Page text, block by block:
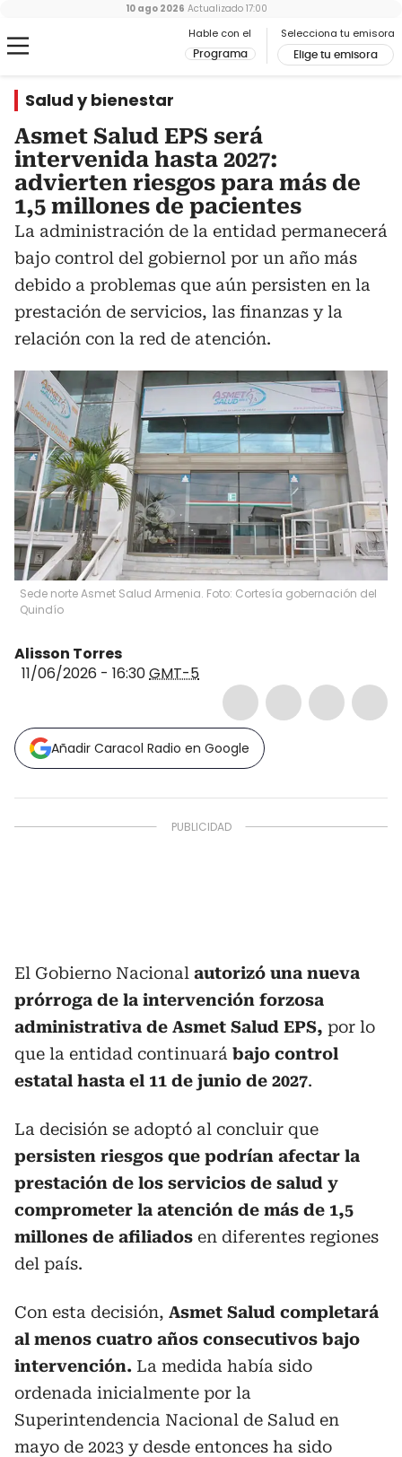
Hable con el
Programa
Selecciona tu emisora
Elige tu emisora
10 ago 2026 Actualizado 17:00
Salud y bienestar
Asmet Salud EPS será
intervenida hasta 2027:
advierten riesgos para más de
1,5 millones de pacientes
La administración de la entidad permanecerá
bajo control del gobiernol por un año más
debido a problemas que aún persisten en la
prestación de servicios, las finanzas y la
relación con la red de atención.
Sede norte Asmet Salud Armenia. Foto: Cortesía gobernación del
Quindío
Alisson Torres
11/06/2026 - 16:30GMT-5
Añadir Caracol Radio en Google
El Gobierno Nacional autorizó una nueva
prórroga de la intervención forzosa
administrativa de Asmet Salud EPS, por lo
que la entidad continuará bajo control
estatal hasta el 11 de junio de 2027.
La decisión se adoptó al concluir que
persisten riesgos que podrían afectar la
prestación de los servicios de salud y
comprometer la atención de más de 1,5
millones de afiliados en diferentes regiones
del país.
Con esta decisión, Asmet Salud completará
al menos cuatro años consecutivos bajo
intervención. La medida había sido
ordenada inicialmente por la
Superintendencia Nacional de Salud en
mayo de 2023 y desde entonces ha sido